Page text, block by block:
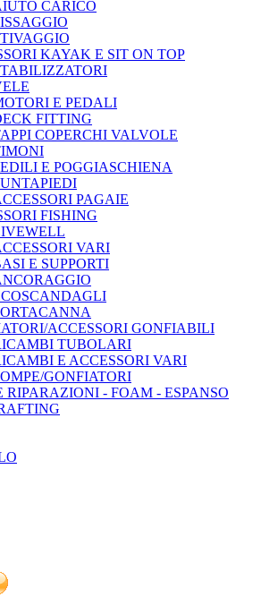
CARICO
KAYAK E SIT ON TOP
E PEDALI
FITTING
COPERCHI VALVOLE
E POGGIASCHIENA
PAGAIE
FISHING
VARI
E SUPPORTI
ACCESSORI GONFIABILI
TUBOLARI
E ACCESSORI VARI
GONFIATORI
RIPARAZIONI - FOAM - ESPANSO